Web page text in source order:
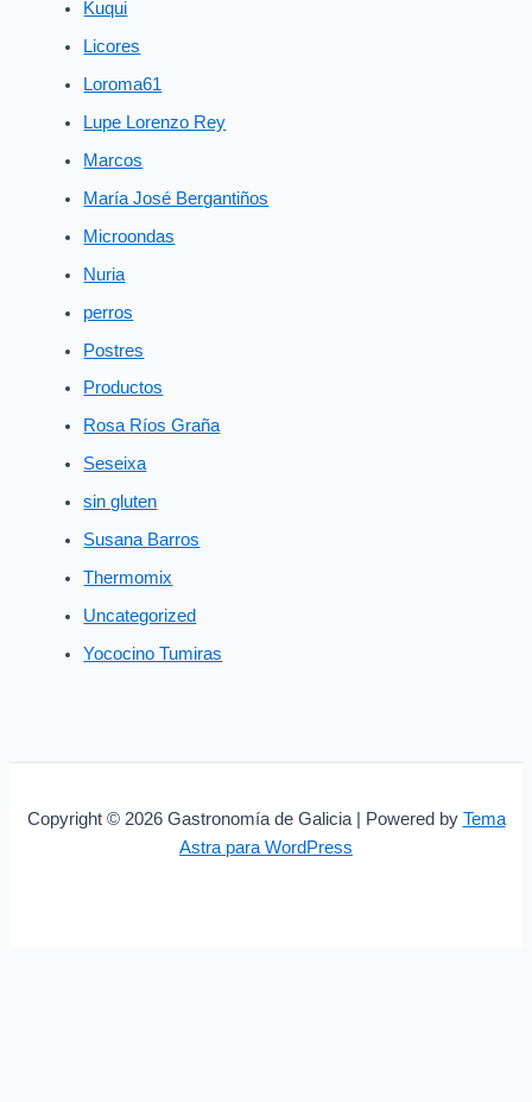
Kuqui
Licores
Loroma61
Lupe Lorenzo Rey
Marcos
María José Bergantiños
Microondas
Nuria
perros
Postres
Productos
Rosa Ríos Graña
Seseixa
sin gluten
Susana Barros
Thermomix
Uncategorized
Yococino Tumiras
Copyright © 2026 Gastronomía de Galicia | Powered by Tema
Astra para WordPress